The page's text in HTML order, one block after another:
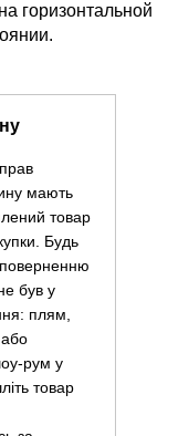
горизонтальной
мають
товар
Будь
поверненню
був у
плям,
рум у
товар